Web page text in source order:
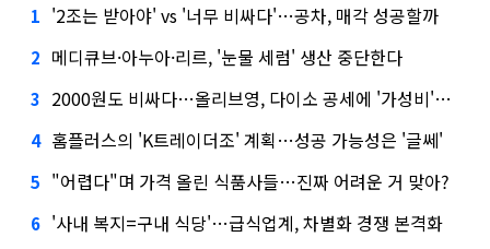
1 '2조는 받아야' vs '너무 비싸다'…공차, 매각 성공할까
2 메디큐브·아누아·리르, '눈물 세럼' 생산 중단한다
3 2000원도 비싸다…올리브영, 다이소 공세에 '가성비'로 맞불
4 홈플러스의 'K트레이더조' 계획…성공 가능성은 '글쎄'
5 "어렵다"며 가격 올린 식품사들…진짜 어려운 거 맞아?
6 '사내 복지=구내 식당'…급식업계, 차별화 경쟁 본격화